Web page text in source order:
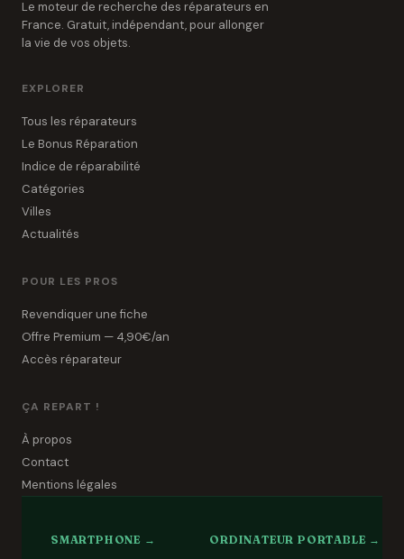
Le moteur de recherche des réparateurs en
France. Gratuit, indépendant, pour allonger
la vie de vos objets.
EXPLORER
Tous les réparateurs
Le Bonus Réparation
Indice de réparabilité
Catégories
Villes
Actualités
POUR LES PROS
Revendiquer une fiche
Offre Premium — 4,90€/an
Accès réparateur
ÇA REPART !
À propos
Contact
Mentions légales
SMARTPHONE → ORDINATEUR PORTABLE →